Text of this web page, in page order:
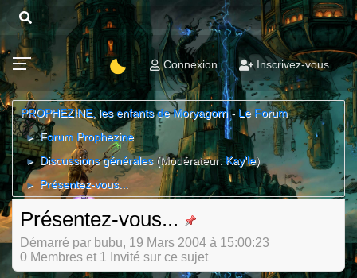
Connexion Inscrivez-vous
PROPHEZINE, les enfants de Moryagorn - Le Forum
► Forum Prophezine
► Discussions générales (Modérateur:Kay'le)
► Présentez-vous...
Présentez-vous...
Démarré par bubu, 19 Mars 2004 à 15:00:23
0 Membres et 1 Invité sur ce sujet